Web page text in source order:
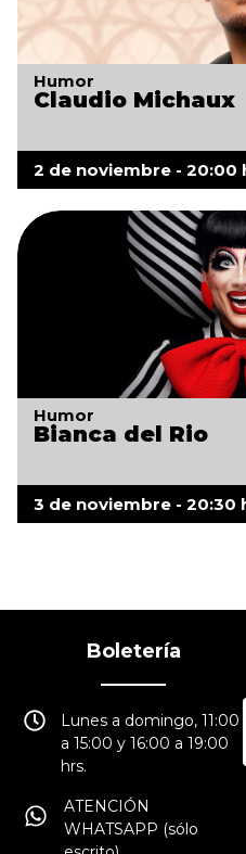
Humor
Claudio Michaux
2 de noviembre - 20:00
Humor
Bianca del Rio
3 de noviembre - 20:30
Boletería
Lunes a domingo, 11:00
a 15:00 y 16:00 a 19:00
hrs.
ATENCIÓN
WHATSAPP (sólo